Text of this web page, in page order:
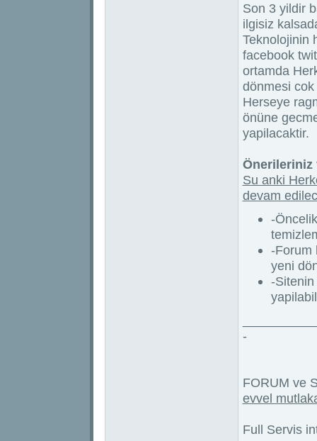
Son 3 yildir
ilgisiz
Teknolojinin
facebook
ortamda
dönmesi
Herseye
önüne
yapilacaktir.
Su anki
devam
-
-Forum
yeni
-
-
FORUM ve
evvel
Full Servis